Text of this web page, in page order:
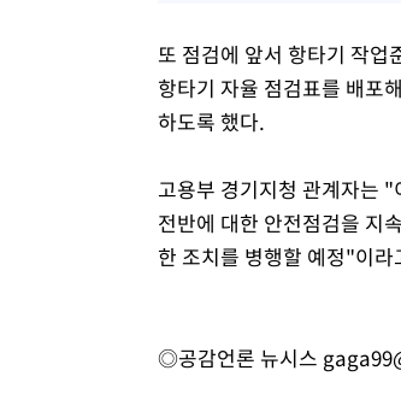
또 점검에 앞서 항타기 작
항타기 자율 점검표를 배포
하도록 했다.
고용부 경기지청 관계자는
전반에 대한 안전점검을 지
한 조치를 병행할 예정"이라
◎공감언론 뉴시스